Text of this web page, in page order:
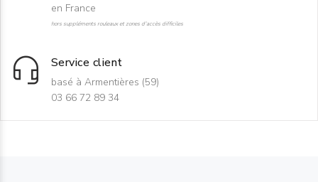
en France
hors suppléments rouleaux et zones d'accès difficiles
Service client
basé à Armentières (59)
03 66 72 89 34